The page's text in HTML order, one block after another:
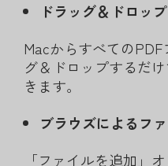
ドラッグ＆ドロップ
Macからすべての
グ＆ドロップするだ
きます。
ブラウズによるフ
「ファイルを追加」